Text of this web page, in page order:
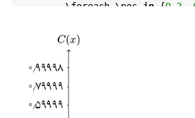
        \
foreach \ pos in {0. 2,
) -- (-
$\pos$}
    \
caption
    \
label